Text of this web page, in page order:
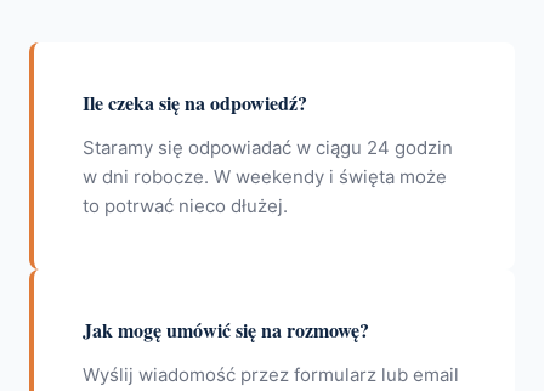
Ile czeka się na odpowiedź?
Staramy się odpowiadać w ciągu 24 godzin
w dni robocze. W weekendy i święta może
to potrwać nieco dłużej.
Jak mogę umówić się na rozmowę?
Wyślij wiadomość przez formularz lub email